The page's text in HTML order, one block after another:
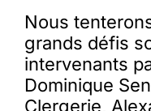
Nous
grands défis
intervenants
Dominique
Clergerie,